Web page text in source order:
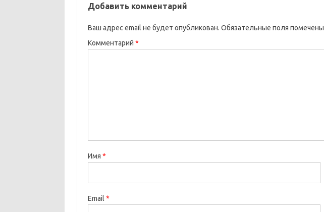
Добавить комментарий
Ваш адрес email не будет опубликован. Обязательные поля помечены
Комментарий *
Имя *
Email *